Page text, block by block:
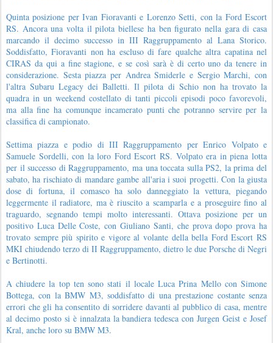
Quinta posizione per Ivan Fioravanti e Lorenzo Setti, con la Ford Escort
RS. Ancora una volta il pilota biellese ha ben figurato nella gara di casa
marcando il decimo successo in III Raggruppamento al Lana Storico.
Soddisfatto, Fioravanti non ha escluso di fare qualche altra capatina nel
CIRAS da qui a fine stagione, e se così sarà è di certo uno da tenere in
considerazione. Sesta piazza per Andrea Smiderle e Sergio Marchi, con
l'altra Subaru Legacy dei Balletti. Il pilota di Schio non ha trovato la
quadra in un weekend costellato di tanti piccoli episodi poco favorevoli,
ma alla fine ha comunque incamerato punti che potranno servire per la
classifica di campionato.
Settima piazza e podio di III Raggruppamento per Enrico Volpato e
Samuele Sordelli, con la loro Ford Escort RS. Volpato era in piena lotta
per il successo di Raggruppamento, ma una toccata sulla PS2, la prima del
sabato, ha rischiato di mandare gambe all'aria i suoi progetti. Con la giusta
dose di fortuna, il comasco ha solo danneggiato la vettura, piegando
leggermente il radiatore, ma è riuscito a scamparla e a proseguire fino al
traguardo, segnando tempi molto interessanti. Ottava posizione per un
positivo Luca Delle Coste, con Giuliano Santi, che prova dopo prova ha
trovato sempre più spirito e vigore al volante della bella Ford Escort RS
MKI chiudendo terzo di II Raggruppamento, dietro le due Porsche di Negri
e Bertinotti.
A chiudere la top ten sono stati il locale Luca Prina Mello con Simone
Bottega, con la BMW M3, soddisfatto di una prestazione costante senza
errori che gli ha consentito di sorridere davanti al pubblico di casa, mentre
al decimo posto si è innalzata la bandiera tedesca con Jurgen Geist e Josef
Kral, anche loro su BMW M3.